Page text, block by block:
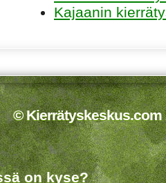
Kajaanin
© Kierrätyskeskus.com
on kyse?